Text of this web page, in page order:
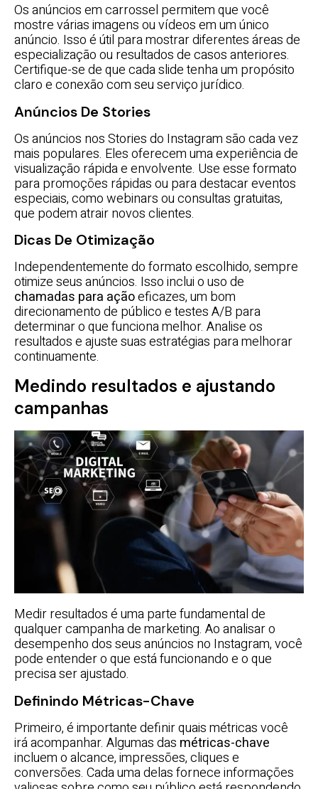
Os anúncios em carrossel permitem que você
mostre várias imagens ou vídeos em um único
anúncio. Isso é útil para mostrar diferentes áreas de
especialização ou resultados de casos anteriores.
Certifique-se de que cada slide tenha um propósito
claro e conexão com seu serviço jurídico.
Anúncios De Stories
Os anúncios nos Stories do Instagram são cada vez
mais populares. Eles oferecem uma experiência de
visualização rápida e envolvente. Use esse formato
para promoções rápidas ou para destacar eventos
especiais, como webinars ou consultas gratuitas,
que podem atrair novos clientes.
Dicas De Otimização
Independentemente do formato escolhido, sempre
otimize seus anúncios. Isso inclui o uso de
chamadas para açãoeficazes, um bom
direcionamento de público e testes A/B para
determinar o que funciona melhor. Analise os
resultados e ajuste suas estratégias para melhorar
continuamente.
Medindo resultados e ajustando
campanhas
Medir resultados é uma parte fundamental de
qualquer campanha de marketing. Ao analisar o
desempenho dos seus anúncios no Instagram, você
pode entender o que está funcionando e o que
precisa ser ajustado.
Definindo Métricas-Chave
Primeiro, é importante definir quais métricas você
irá acompanhar. Algumas das métricas-chave
incluem o alcance, impressões, cliques e
conversões. Cada uma delas fornece informações